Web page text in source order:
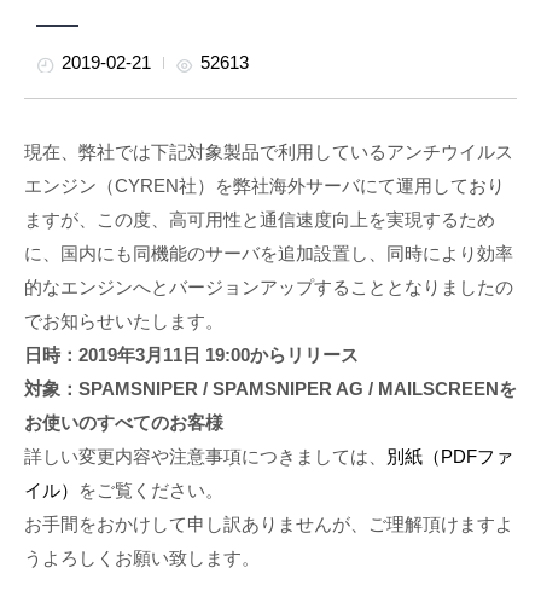
2019-02-21 52613
現在、弊社では下記対象製品で利用しているアンチウイルス
エンジン（CYREN社）を弊社海外サーバにて運用しており
ますが、この度、高可用性と通信速度向上を実現するため
に、国内にも同機能のサーバを追加設置し、同時により効率
的なエンジンへとバージョンアップすることとなりましたの
でお知らせいたします。
日時：2019年3月11日 19:00からリリース
対象：SPAMSNIPER / SPAMSNIPER AG / MAILSCREENを
お使いのすべてのお客様
詳しい変更内容や注意事項につきましては、 別紙（PDFファ
イル）
をご覧ください。
お手間をおかけして申し訳ありませんが、ご理解頂けますよ
うよろしくお願い致します。